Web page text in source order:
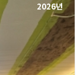
2026년